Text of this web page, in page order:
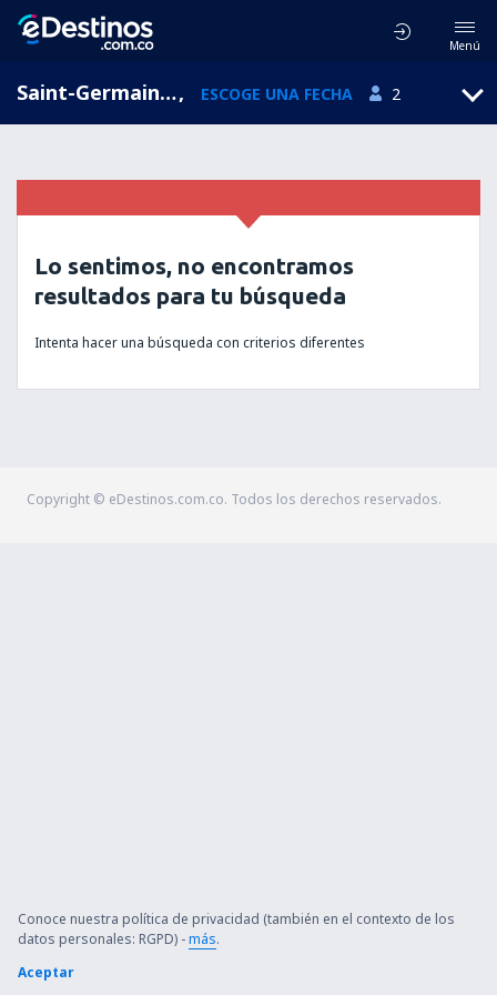
Menú
Saint-Germain-d'Aunay, Lower Normandy, Francia, ESCOGE UNA FECHA 2
Lo sentimos, no encontramos
resultados para tu búsqueda
Intenta hacer una búsqueda con criterios diferentes
Copyright © eDestinos.com.co. Todos los derechos reservados.
Conoce nuestra política de privacidad (también en el contexto de los
datos personales: RGPD) -más.
Aceptar